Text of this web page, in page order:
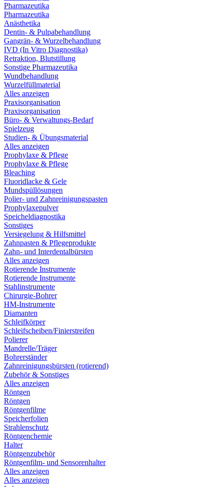
Pharmazeutika
Pharmazeutika
Anästhetika
Dentin- & Pulpabehandlung
Gangrän- & Wurzelbehandlung
IVD (In Vitro Diagnostika)
Retraktion, Blutstillung
Sonstige Pharmazeutika
Wundbehandlung
Wurzelfüllmaterial
Alles anzeigen
Praxisorganisation
Praxisorganisation
Büro- & Verwaltungs-Bedarf
Spielzeug
Studien- & Übungsmaterial
Alles anzeigen
Prophylaxe & Pflege
Prophylaxe & Pflege
Bleaching
Fluoridlacke & Gele
Mundspüllösungen
Polier- und Zahnreinigungspasten
Prophylaxepulver
Speicheldiagnostika
Sonstiges
Versiegelung & Hilfsmittel
Zahnpasten & Pflegeprodukte
Zahn- und Interdentalbürsten
Alles anzeigen
Rotierende Instrumente
Rotierende Instrumente
Stahlinstrumente
Chirurgie-Bohrer
HM-Instrumente
Diamanten
Schleifkörper
Schleifscheiben/Finierstreifen
Polierer
Mandrelle/Träger
Bohrerständer
Zahnreinigungsbürsten (rotierend)
Zubehör & Sonstiges
Alles anzeigen
Röntgen
Röntgen
Röntgenfilme
Speicherfolien
Strahlenschutz
Röntgenchemie
Halter
Röntgenzubehör
Röntgenfilm- und Sensorenhalter
Alles anzeigen
Alles anzeigen